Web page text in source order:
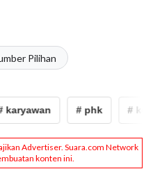
Pilihan
karyawan # phk #